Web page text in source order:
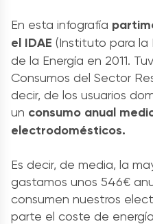
En esta infografía
el IDAE (Instituto para la
de la Energía en 2011.
Consumos del Sector
decir, de los usuarios
un consumo anual
electrodomésticos.
Es decir, de media, la
gastamos unos 546€
consumen nuestros
parte el coste de